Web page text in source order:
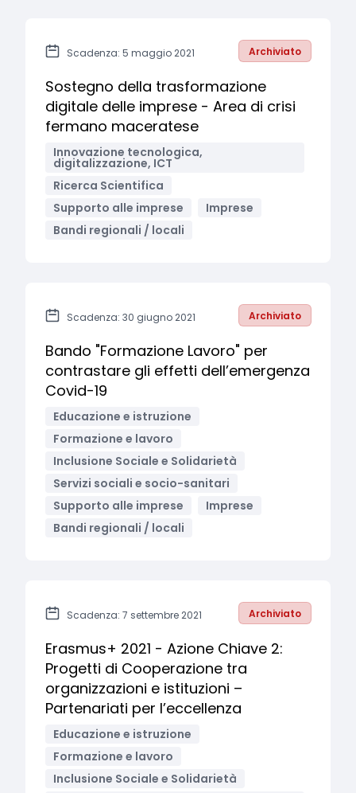
Scadenza: 5 maggio 2021 Archiviato
Sostegno della trasformazione
digitale delle imprese - Area di crisi
fermano maceratese
Innovazione tecnologica,
digitalizzazione, ICT
Ricerca Scientifica
Supporto alle imprese
Imprese
Bandi regionali / locali
Scadenza: 30 giugno 2021 Archiviato
Bando "Formazione Lavoro" per
contrastare gli effetti dell’emergenza
Covid-19
Educazione e istruzione
Formazione e lavoro
Inclusione Sociale e Solidarietà
Servizi sociali e socio-sanitari
Supporto alle imprese
Imprese
Bandi regionali / locali
Scadenza: 7 settembre 2021 Archiviato
Erasmus+ 2021 - Azione Chiave 2:
Progetti di Cooperazione tra
organizzazioni e istituzioni –
Partenariati per l’eccellenza
Educazione e istruzione
Formazione e lavoro
Inclusione Sociale e Solidarietà